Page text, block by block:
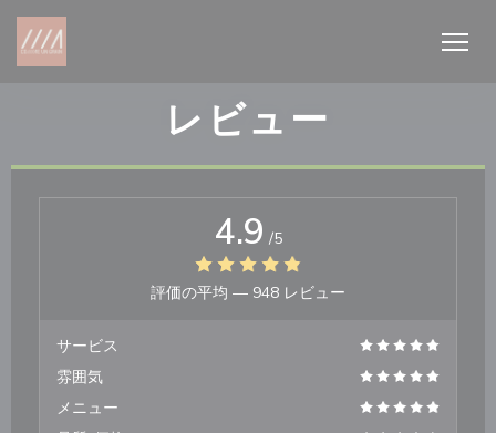
クッキー利用の管理について
レビュー
4.9 /5
評価の平均 — 948 レビュー
サービス
雰囲気
メニュー